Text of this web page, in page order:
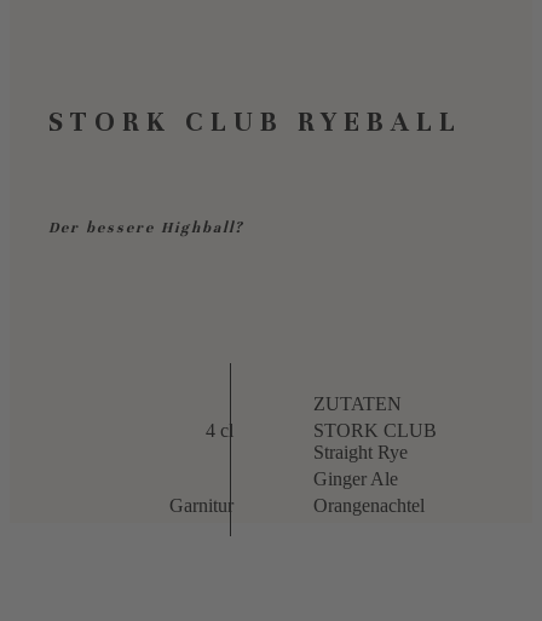
STORK CLUB RYEBALL
Der bessere Highball?
ZUTATEN
4 cl
STORK CLUB
Straight Rye
Ginger Ale
Garnitur
Orangenachtel